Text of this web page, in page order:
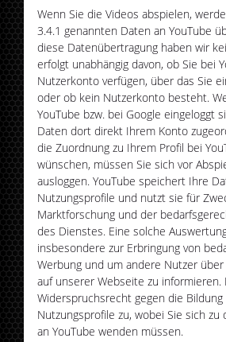
Wenn Sie die Videos abspielen,
3.4.1 genannten Daten an YouTube
diese Datenübertragung haben wir
erfolgt unabhängig davon, ob Sie bei
Nutzerkonto verfügen, über das Sie
oder ob kein Nutzerkonto besteht.
YouTube bzw. bei Google eingeloggt
Daten dort direkt Ihrem Konto
die Zuordnung zu Ihrem Profil bei
wünschen, müssen Sie sich vor
ausloggen. YouTube speichert Ihre
Nutzungsprofile und nutzt sie für
Marktforschung und der
des Dienstes. Eine solche
insbesondere zur Erbringung von
Werbung und um andere Nutzer
auf unserer Webseite zu
Widerspruchsrecht gegen die
Nutzungsprofile zu, wobei Sie sich zu
an YouTube wenden müssen.